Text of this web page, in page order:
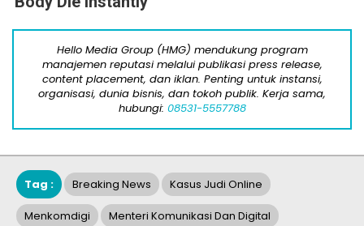
Hello Media Group (HMG) mendukung program
manajemen reputasi melalui publikasi press release,
content placement, dan iklan. Penting untuk instansi,
organisasi, dunia bisnis, dan tokoh publik. Kerja sama,
hubungi: 08531-5557788
Tag : Breaking News Kasus Judi Online
Menkomdigi Menteri Komunikasi Dan Digital